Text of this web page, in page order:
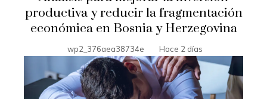
productiva y reducir la fragmentación
económica en Bosnia y Herzegovina
wp2_376aea38734e Hace 2 días